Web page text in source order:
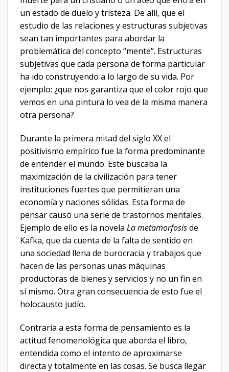
un estado de duelo y tristeza. De allí, que el
estudio de las relaciones y estructuras subjetivas
sean tan importantes para abordar la
problemática del concepto “mente”. Estructuras
subjetivas que cada persona de forma particular
ha ido construyendo a lo largo de su vida. Por
ejemplo: ¿que nos garantiza que el color rojo que
vemos en una pintura lo vea de la misma manera
otra persona?
Durante la primera mitad del siglo XX el
positivismo empírico fue la forma predominante
de entender el mundo. Este buscaba la
maximización de la civilización para tener
instituciones fuertes que permitieran una
economía y naciones sólidas. Esta forma de
pensar causó una serie de trastornos mentales.
Ejemplo de ello es la novela La metamorfosisde
Kafka, que da cuenta de la falta de sentido en
una sociedad llena de burocracia y trabajos que
hacen de las personas unas máquinas
productoras de bienes y servicios y no un fin en
sí mismo. Otra gran consecuencia de esto fue el
holocausto judío.
Contraria a esta forma de pensamiento es la
actitud fenomenológica que aborda el libro,
entendida como el intento de aproximarse
directa y totalmente en las cosas. Se busca llegar